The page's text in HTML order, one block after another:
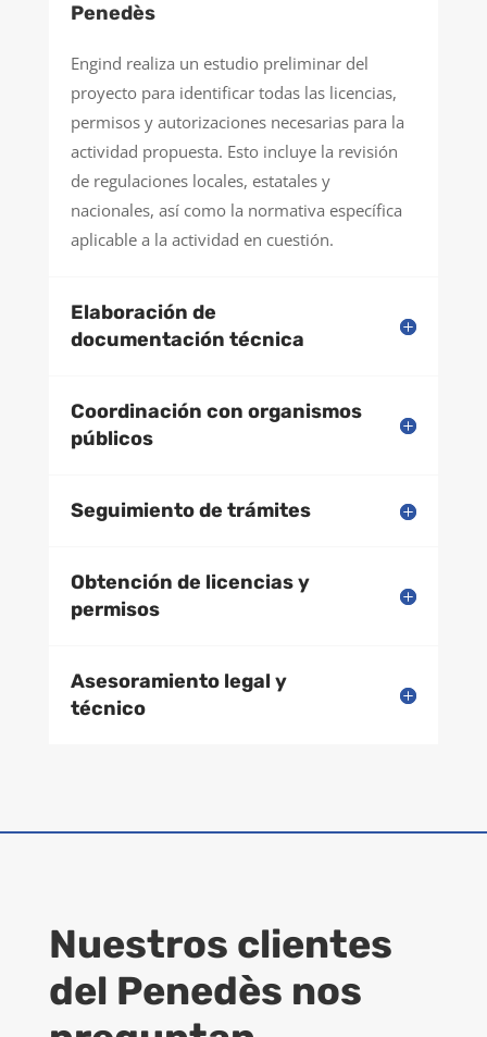
Penedès
Engind realiza un estudio preliminar del
proyecto para identificar todas las licencias,
permisos y autorizaciones necesarias para la
actividad propuesta. Esto incluye la revisión
de regulaciones locales, estatales y
nacionales, así como la normativa específica
aplicable a la actividad en cuestión.
Elaboración de
documentación técnica
Coordinación con organismos
públicos
Seguimiento de trámites
Obtención de licencias y
permisos
Asesoramiento legal y
técnico
Nuestros clientes
del Penedès nos